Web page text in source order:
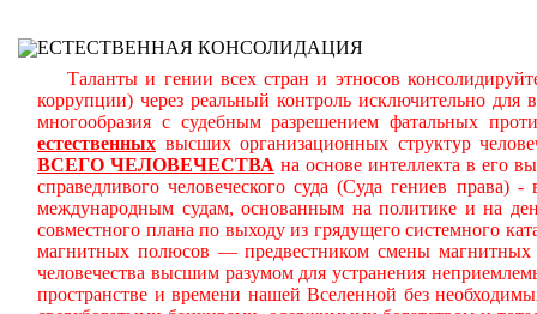
ЕСТЕСТВЕННАЯ КОНСОЛИДАЦИЯ
Таланты и гении всех стран и этносов
коррупции) через реальный контроль исключительно
многообразия с судебным разрешением фатальных
естественных высших организационных структур
ВСЕГО ЧЕЛОВЕЧЕСТВА на основе интеллекта в его
справедливого человеческого суда (Суда гениев
международным судам, основанным на политике и на
совместного плана по выходу из грядущего системного
магнитных полюсов — предвестником смены магнитных
человечества высшим разумом для устранения
пространстве и времени нашей Вселенной без